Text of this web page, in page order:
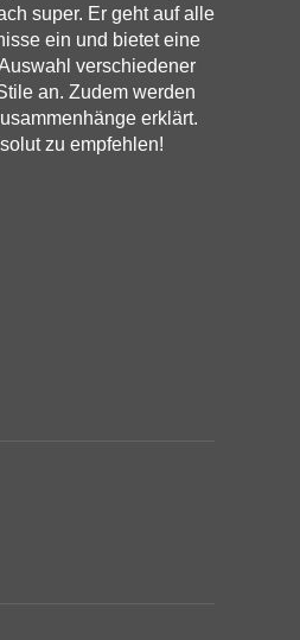
super. Er geht auf alle
ein und bietet eine
verschiedener
an. Zudem werden
erklärt.
zu empfehlen!